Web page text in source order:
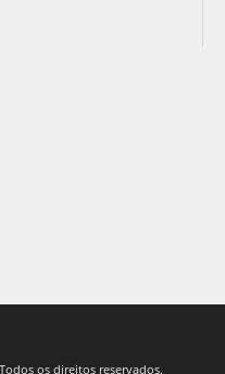
os direitos reservados.